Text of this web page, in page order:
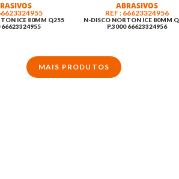
ICE 80MM Q255
66623324955
ABRASIVOS
REF : 66623324956
N-DISCO NORTON ICE 80MM
P.3000 66623324956
MAIS PRODUTOS